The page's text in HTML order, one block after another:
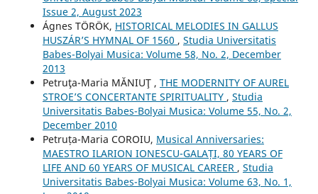
Issue 2, August 2023
Ágnes TÖRÖK, HISTORICAL MELODIES IN GALLUS
HUSZÁR’S HYMNAL OF 1560 , Studia Universitatis
Babes-Bolyai Musica: Volume 58, No. 2, December
2013
Petruţa-Maria MĂNIUŢ , THE MODERNITY OF AUREL
STROE’S CONCERTANTE SPIRITUALITY , Studia
Universitatis Babes-Bolyai Musica: Volume 55, No. 2,
December 2010
Petruța-Maria COROIU, Musical Anniversaries:
MAESTRO ILARION IONESCU-GALAȚI, 80 YEARS OF
LIFE AND 60 YEARS OF MUSICAL CAREER , Studia
Universitatis Babes-Bolyai Musica: Volume 63, No. 1,